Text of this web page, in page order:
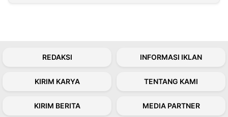
REDAKSI INFORMASI IKLAN
KIRIM KARYA TENTANG KAMI
KIRIM BERITA MEDIA PARTNER